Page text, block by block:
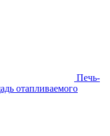
Печь-
отапливаемого